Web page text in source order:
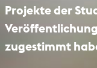
Projekte der
zugestimmt